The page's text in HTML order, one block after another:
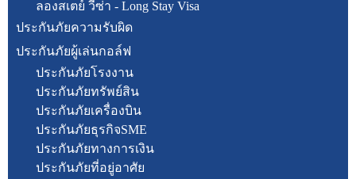
ลองสเตย์ วีซ่า - Long Stay Visa
ประกันภัยความรับผิด
ประกันภัยผู้เล่นกอล์ฟ
ประกันภัยโรงงาน
ประกันภัยทรัพย์สิน
ประกันภัยเครื่องบิน
ประกันภัยธุรกิจSME
ประกันภัยทางการเงิน
ประกันภัยที่อยู่อาศัย